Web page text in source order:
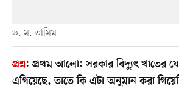
ড. ম. তামিম
প্রশ্ন: প্রথম আলো: সরকার বিদ্যুৎ খাতের যে
এগিয়েছে, তাতে কি এটা অনুমান করা